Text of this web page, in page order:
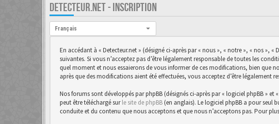
DETECTEUR.NET - INSCRIPTION
Langue :
Français
En accédant à « Detecteur.net » (désigné ci-après par « nous », « notre », « nos »,
suivantes. Si vous n’acceptez pas d’être légalement responsable de toutes les
quel moment et nous essaierons de vous informer de ces modifications, bien que
après que des modifications aient été effectuées, vous acceptez d’être légalement
Nos forums sont développés par phpBB (désignés ci-après par « logiciel phpBB »
peut être téléchargé surle site de phpBB (en anglais). Le logiciel phpBB a pour seul
conduite et du contenu que nous acceptons et que nous n’acceptons pas. Pour